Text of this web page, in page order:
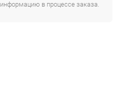
информацию в процессе заказа.